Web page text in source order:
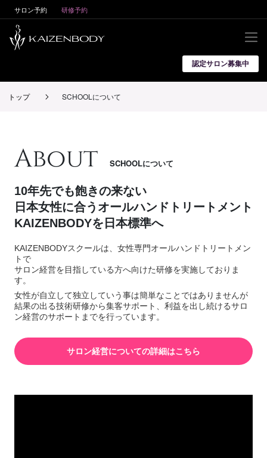
サロン予約 研修予約
認定サロン募集中
予約・お支払い方法
お問い合わせ
トップ SCHOOLについて
About SCHOOLについて
10年先でも飽きの来ない
日本女性に合うオールハンドトリートメント
KAIZENBODYを日本標準へ
KAIZENBODYスクールは、女性専門オールハンドトリートメン
トで
サロン経営を目指している方へ向けた研修を実施しておりま
す。
女性が自立して独立していう事は簡単なことではありませんが
結果の出る技術研修から集客サポート、利益を出し続けるサロ
ン経営のサポートまでを行っています。
サロン経営についての詳細はこちら